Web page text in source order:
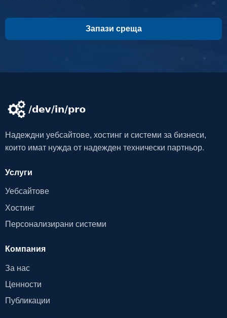
Запази среща
Надеждни уебсайтове, хостинг и системи за бизнеси,
които имат нужда от надежден технически партньор.
Услуги
Уебсайтове
Хостинг
Персонализирани системи
Компания
За нас
Ценности
Публикации